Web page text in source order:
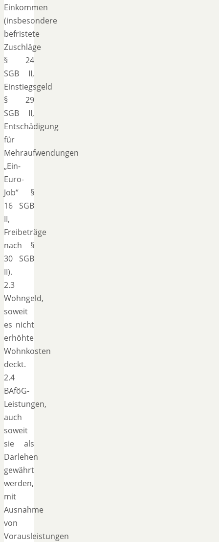
Einkommen
(insbesondere
befristete
Zuschläge
§ 24
SGB II,
Einstiegsgeld
§ 29
SGB II,
Entschädigung
für
Mehraufwendungen
„Ein-
Euro-
Job“ §
16 SGB
II,
Freibeträge
nach §
30 SGB
II).
2.3
Wohngeld,
soweit
es nicht
erhöhte
Wohnkosten
deckt.
2.4
BAföG-
Leistungen,
auch
soweit
sie als
Darlehen
gewährt
werden,
mit
Ausnahme
von
Vorausleistungen